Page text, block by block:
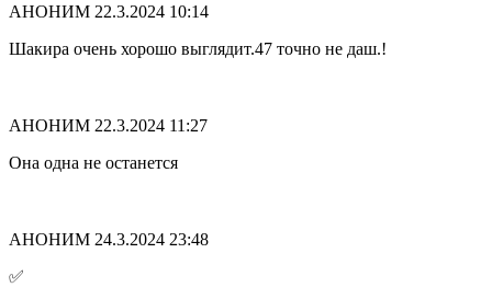
АНОНИМ 22.3.2024 10:14
Шакира очень хорошо выглядит.47 точно не даш.!
АНОНИМ 22.3.2024 11:27
Она одна не останется
АНОНИМ 24.3.2024 23:48
✅